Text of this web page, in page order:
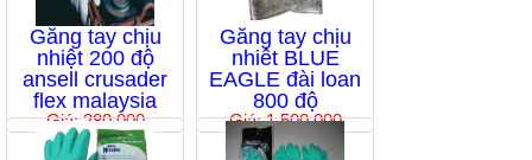
Găng tay chịu
nhiệt 200 độ
ansell crusader
flex malaysia
Giá: 280,000
Găng tay chịu
nhiêt BLUE
EAGLE đài loan
800 độ
Giá: 1,500,000